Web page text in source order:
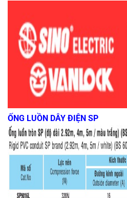
ỐNG LUỒN DÂY ĐIỆN SP